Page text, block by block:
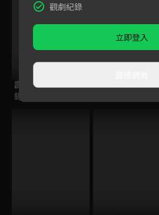
霹靂兵燹之刀戟戡魔
錄
霹靂皇朝之龍城
觀劇紀錄
立即登入